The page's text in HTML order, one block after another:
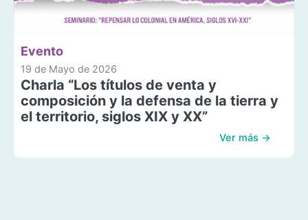
Evento
19 de Mayo de 2026
Charla “Los títulos de venta y
composición y la defensa de la tierra y
el territorio, siglos XIX y XX”
Ver más →